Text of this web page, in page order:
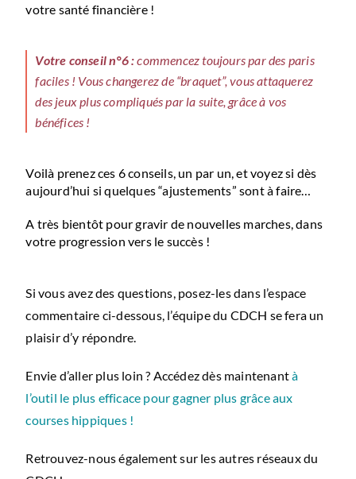
votre santé financière !
Votre conseil n°6 :commencez toujours par des paris
faciles ! Vous changerez de “braquet”, vous attaquerez
des jeux plus compliqués par la suite, grâce à vos
bénéfices !
Voilà prenez ces 6 conseils, un par un, et voyez si dès
aujourd’hui si quelques “ajustements” sont à faire…
A très bientôt pour gravir de nouvelles marches, dans
votre progression vers le succès !
Si vous avez des questions, posez-les dans l’espace
commentaire ci-dessous, l’équipe du CDCH se fera un
plaisir d’y répondre.
Envie d’aller plus loin ? Accédez dès maintenantà
l’outil le plus efficace pour gagner plus grâce aux
courses hippiques !
Retrouvez-nous également sur les autres réseaux du